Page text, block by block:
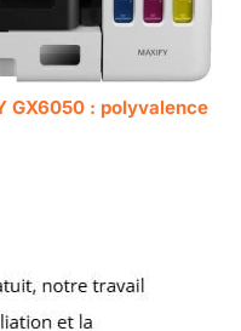
GX6050 : polyvalence